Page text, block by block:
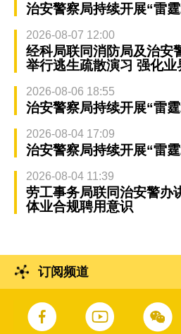
治安警察局持续开展“雷
2026-08-07 12:00
经科局联同消防局及治安
举行逃生疏散演习 强化业
2026-08-06 18:55
治安警察局持续开展“雷
2026-08-04 17:09
治安警察局持续开展“雷
2026-08-04 11:39
劳工事务局联同治安警办
体业合规聘用意识
订阅频道